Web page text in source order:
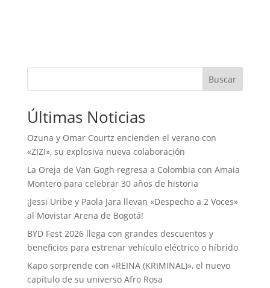
Buscar
Últimas Noticias
Ozuna y Omar Courtz encienden el verano con
«ZIZI», su explosiva nueva colaboración
La Oreja de Van Gogh regresa a Colombia con Amaia
Montero para celebrar 30 años de historia
¡Jessi Uribe y Paola Jara llevan «Despecho a 2 Voces»
al Movistar Arena de Bogotá!
BYD Fest 2026 llega con grandes descuentos y
beneficios para estrenar vehículo eléctrico o híbrido
Kapo sorprende con «REINA (KRIMINAL)», el nuevo
capítulo de su universo Afro Rosa